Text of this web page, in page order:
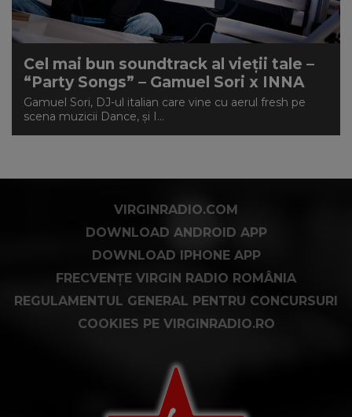
Cel mai bun soundtrack al vieții tale –
“Party Songs” – Gamuel Sori x INNA
Gamuel Sori, DJ-ul italian care vine cu aerul fresh pe
scena muzicii Dance, și I...
VIRGINRADIO.COM
DOWNLOAD ANDROID APP
DOWNLOAD IPHONE APP
FRECVENȚE VIRGIN RADIO ROMÂNIA
REGULAMENTUL GENERAL PENTRU CONCURSURI
COOKIES PE VIRGINRADIO.RO